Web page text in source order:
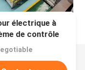
électrique à
de contrôle